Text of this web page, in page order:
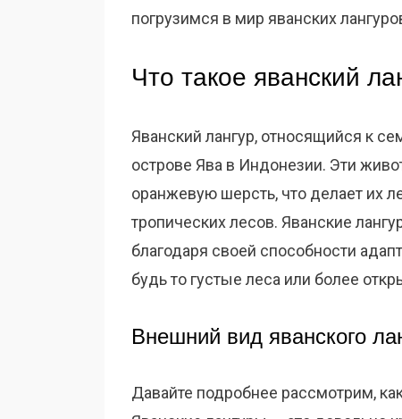
погрузимся в мир яванских
Что такое яванский
Яванский лангур, относящийся к
острове Ява в Индонезии. Эти
оранжевую шерсть, что делает их
тропических лесов. Яванские
благодаря своей способности
будь то густые леса или более
Внешний вид яванского
Давайте подробнее рассмотрим,